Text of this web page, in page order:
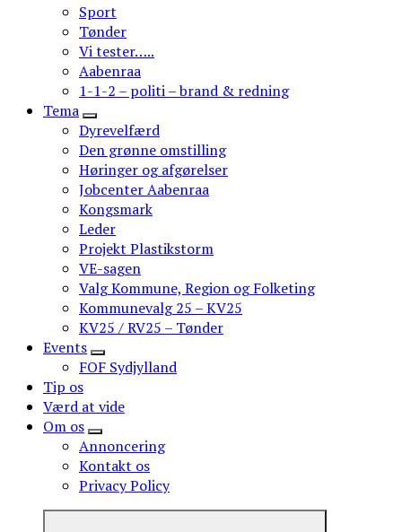
Sport
Tønder
Vi tester…..
Aabenraa
1-1-2 – politi – brand & redning
Tema
Dyrevelfærd
Den grønne omstilling
Høringer og afgørelser
Jobcenter Aabenraa
Kongsmark
Leder
Projekt Plastikstorm
VE-sagen
Valg Kommune, Region og Folketing
Kommunevalg 25 – KV25
KV25 / RV25 – Tønder
Events
FOF Sydjylland
Tip os
Værd at vide
Om os
Annoncering
Kontakt os
Privacy Policy